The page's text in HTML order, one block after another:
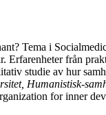
Tema i
Erfarenheter från
studie av hur
Humanistisk-
for inner